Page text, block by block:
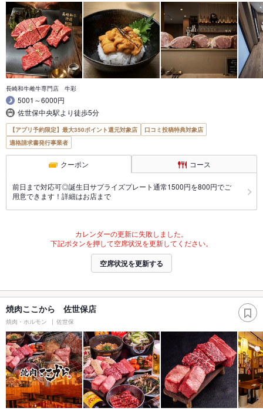
長崎和牛雌牛専門店 牛彩
5001～6000円
佐世保中央駅より徒歩5分
【アプリ予約限定】最大350ポイント還元対象店
口コミ投稿特典対象店
適格請求書発行事業者
クーポン コース
前日まで対応可◎誕生日サプライズプレート通常1500円を800円でご
用意できます！詳細はお店まで
カレンダーの更新に失敗しました。
下記ボタンを押して空席状況を更新してください。
空席状況を更新する
焼肉ここから 佐世保店
焼肉・ホルモン 佐世保